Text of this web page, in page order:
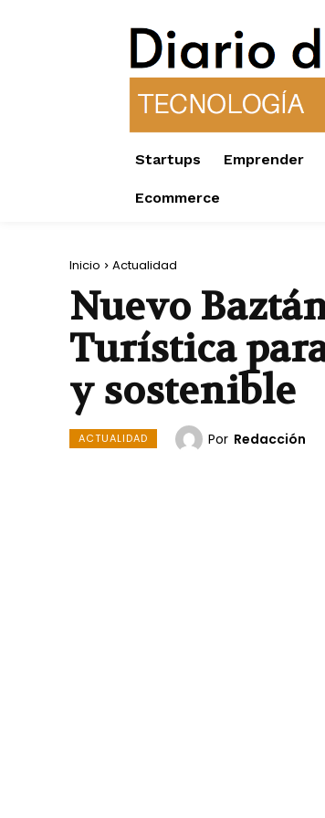
Startups Emprender
Ecommerce
Inicio Actualidad
Nuevo
Turística
y sostenible
ACTUALIDAD Por Redacción